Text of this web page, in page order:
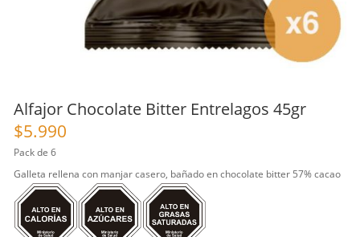
Alfajor Chocolate Bitter Entrelagos 45gr
$5.990
Pack de 6
Galleta rellena con manjar casero, bañado en chocolate bitter 57% cacao